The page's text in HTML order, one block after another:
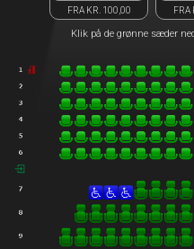
FRA KR. 100,00 FRA
Klik på de grønne sæder